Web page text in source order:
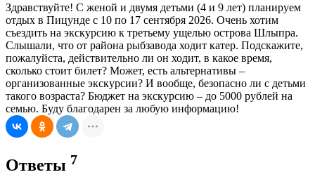
Здравствуйте! С женой и двумя детьми (4 и 9 лет) планируем
отдых в Пицунде с 10 по 17 сентября 2026. Очень хотим
съездить на экскурсию к третьему ущелью острова Шлыпра.
Слышали, что от района рыбзавода ходит катер. Подскажите,
пожалуйста, действительно ли он ходит, в какое время,
сколько стоит билет? Может, есть альтернативы –
организованные экскурсии? И вообще, безопасно ли с детьми
такого возраста? Бюджет на экскурсию – до 5000 рублей на
семью. Буду благодарен за любую информацию!
Ответы 7